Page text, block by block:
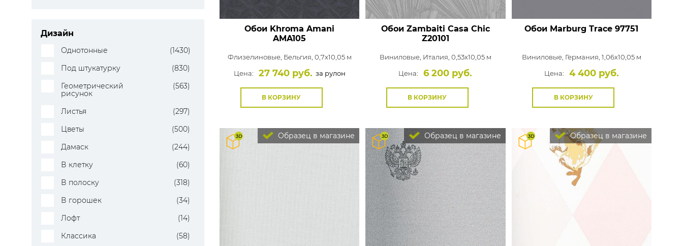
Дизайн
Однотонные
(1430)
Под штукатурку
(830)
Геометрический
рисунок
(563)
Листья
(297)
Цветы
(500)
Дамаск
(244)
В клетку
(60)
В полоску
(318)
В горошек
(34)
Лофт
(14)
Классика
(58)
Обои Khroma Amani
AMA105
Флизелиновые, Бельгия, 0,7x10,05 м
Цена:
27 740 руб. за рулон
В КОРЗИНУ
Обои Zambaiti Casa Chic
Z20101
Виниловые, Италия, 0,53x10,05 м
Цена:
6 200 руб.
В КОРЗИНУ
Обои Marburg Trace 97751
Виниловые, Германия, 1,06x10,05 м
Цена:
4 400 руб.
В КОРЗИНУ
Образец в магазине Образец в магазине Образец в магазине